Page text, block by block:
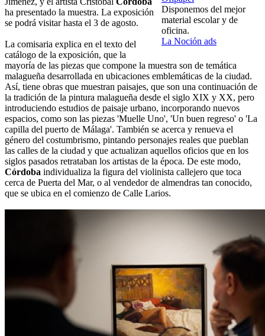
Disponemos del mejor
material escolar y de
oficina.
La Noción ads
ha presentado la muestra. La exposición
se podrá visitar hasta el 3 de agosto.
La comisaria explica en el texto del
catálogo de la exposición, que la
mayoría de las piezas que compone la muestra son de temática
malagueña desarrollada en ubicaciones emblemáticas de la ciudad.
Así, tiene obras que muestran paisajes, que son una continuación de
la tradición de la pintura malagueña desde el siglo XIX y XX, pero
introduciendo estudios de paisaje urbano, incorporando nuevos
espacios, como son las piezas 'Muelle Uno', 'Un buen regreso' o 'La
capilla del puerto de Málaga'. También se acerca y renueva el
género del costumbrismo, pintando personajes reales que pueblan
las calles de la ciudad y que actualizan aquellos oficios que en los
siglos pasados retrataban los artistas de la época. De este modo,
Córdoba individualiza la figura del violinista callejero que toca
cerca de Puerta del Mar, o al vendedor de almendras tan conocido,
que se ubica en el comienzo de Calle Larios.